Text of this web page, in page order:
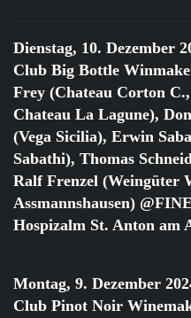
Dienstag, 10. Dezember
Club Big Bottle
Frey (Chateau Corton
Chateau La Lagune),
(Vega Sicilia), Erwin
Sabathi), Thomas
Ralf Frenzel (Weingüter
Assmannshausen)
Hospizalm St. Anton am
Montag, 9. Dezember
Club Pinot Noir